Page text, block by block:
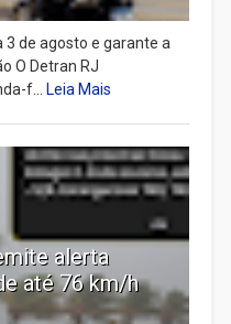
3 de agosto e garante a
O Detran RJ
f... Leia Mais
alerta
até 76 km/h